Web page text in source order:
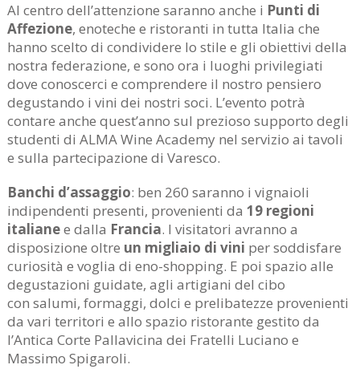
Al centro dell’attenzione saranno anche i Punti di
Affezione, enoteche e ristoranti in tutta Italia che
hanno scelto di condividere lo stile e gli obiettivi della
nostra federazione, e sono ora i luoghi privilegiati
dove conoscerci e comprendere il nostro pensiero
degustando i vini dei nostri soci. L’evento potrà
contare anche quest’anno sul prezioso supporto degli
studenti di ALMA Wine Academy nel servizio ai tavoli
e sulla partecipazione di Varesco.
Banchi d’assaggio: ben 260 saranno i vignaioli
indipendenti presenti, provenienti da 19 regioni
italianee dalla Francia. I visitatori avranno a
disposizione oltre un migliaio di vini per soddisfare
curiosità e voglia di eno-shopping. E poi spazio alle
degustazioni guidate, agli artigiani del cibo
con salumi, formaggi, dolci e prelibatezze provenienti
da vari territori e allo spazio ristorante gestito da
l’Antica Corte Pallavicina dei Fratelli Luciano e
Massimo Spigaroli.